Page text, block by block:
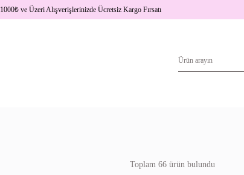
1000₺ve Üzeri Alışverişlerinizde Ücretsiz Kargo Fırsatı
Toplam 66 ürün bulundu